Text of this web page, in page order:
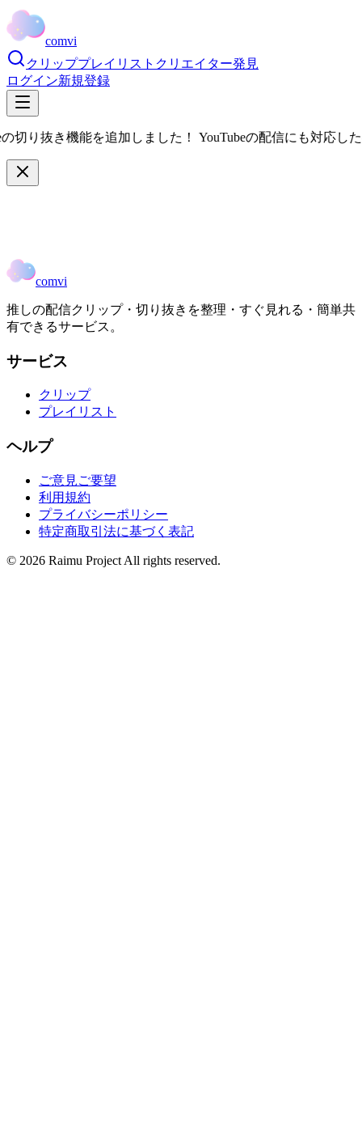
comvi
クリッププレイリスト クリエイター発見
ログイン新規登録
り抜き機能を追加しました！ YouTubeの配信にも対応した
comvi
推しの配信クリップ・切り抜きを整理・すぐ見れる・簡単共
有できるサービス。
サービス
クリップ
プレイリスト
ヘルプ
ご意見ご要望
利用規約
プライバシーポリシー
特定商取引法に基づく表記
© 2026 Raimu Project All rights reserved.